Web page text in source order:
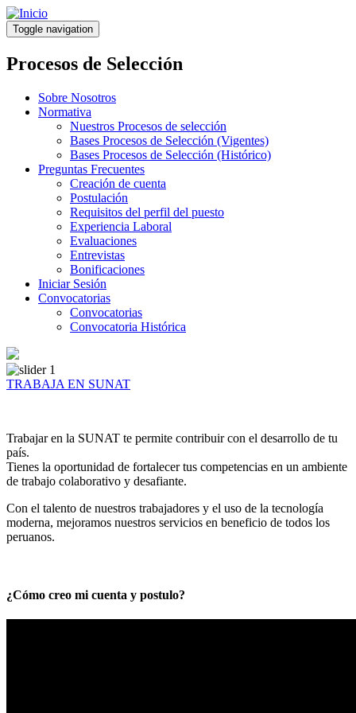
Pasar
al
contenido
principal
Toggle navigation
Procesos de Selección
Sobre Nosotros
Normativa
Nuestros Procesos de selección
Bases Procesos de Selección (Vigentes)
Bases Procesos de Selección (Histórico)
Preguntas Frecuentes
Creación de cuenta
Postulación
Requisitos del perfil del puesto
Experiencia Laboral
Evaluaciones
Entrevistas
Bonificaciones
Iniciar Sesión
Convocatorias
Convocatorias
Convocatoria Histórica
TRABAJA EN SUNAT
Trabajar en la SUNAT te permite contribuir con el desarrollo de tu
país.
Tienes la oportunidad de fortalecer tus competencias en un ambiente
de trabajo colaborativo y desafiante.
Con el talento de nuestros trabajadores y el uso de la tecnología
moderna, mejoramos nuestros servicios en beneficio de todos los
peruanos.
¿Cómo creo mi cuenta y postulo?